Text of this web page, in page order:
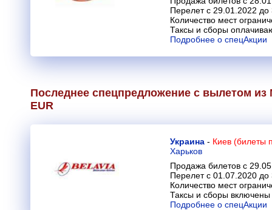
Перелет с 29.01.2022 до
Количество мест
Таксы и сборы
Подробнее о спецАкции
Последнее спецпредложение с вылетом
EUR
Украина - Киев (билеты
Харьков
Продажа билетов с
Перелет с 01.07.2020 до
Количество мест
Таксы и сборы включены
Подробнее о спецАкции